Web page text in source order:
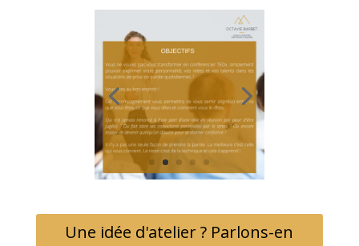
Une idée d'atelier ? Parlons-en